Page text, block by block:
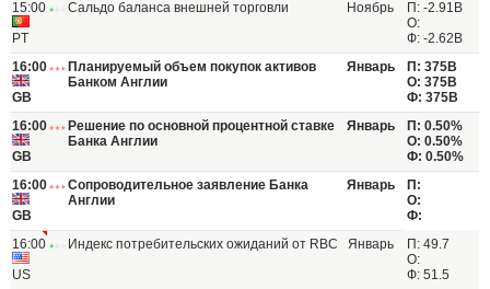
15:00
PT
Сальдо баланса внешней торговли Ноябрь
П: -2.91B
О:
Ф: -2.62B
16:00
GB
Планируемый объем покупок активов
Банком Англии
Январь
П: 375B
О: 375B
Ф: 375B
16:00
GB
Решение по основной процентной ставке
Банка Англии
Январь
П: 0.50%
О: 0.50%
Ф: 0.50%
16:00
GB
Сопроводительное заявление Банка
Англии
Январь
П:
О:
Ф:
16:00
US
Индекс потребительских ожиданий от RBC Январь
П: 49.7
О:
Ф: 51.5